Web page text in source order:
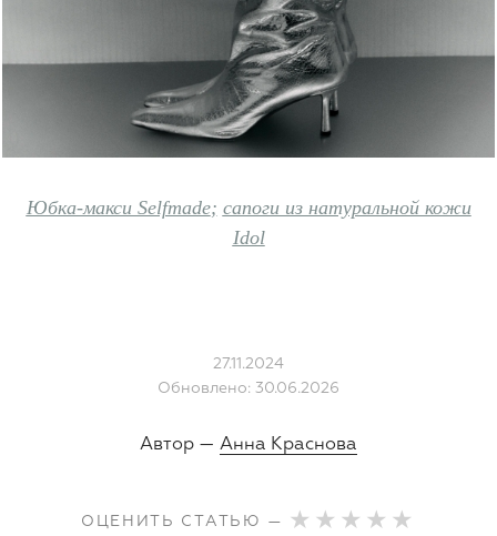
Юбка-макси Selfmade; сапоги из натуральной кожи
Idol
27.11.2024
Обновлено: 30.06.2026
Автор — Анна Краснова
ОЦЕНИТЬ СТАТЬЮ —